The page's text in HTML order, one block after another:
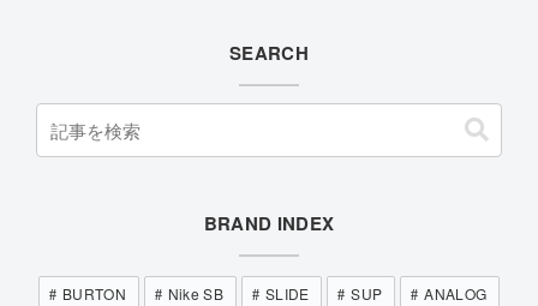
SEARCH
BRAND INDEX
BURTON Nike SB SLIDE SUP
ANALOG